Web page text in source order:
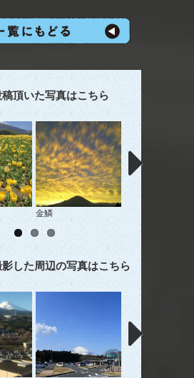
稿頂いた写真はこちら
金鱗
山
した周辺の写真はこちら